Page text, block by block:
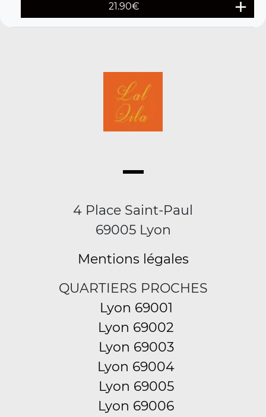
21.90€
4 Place Saint-Paul
69005 Lyon
Mentions légales
QUARTIERS PROCHES
Lyon 69001
Lyon 69002
Lyon 69003
Lyon 69004
Lyon 69005
Lyon 69006